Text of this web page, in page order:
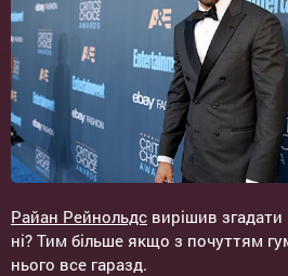
Райан Рейнольдс вирішив
ні? Тим більше якщо з почуттям
нього все гаразд.